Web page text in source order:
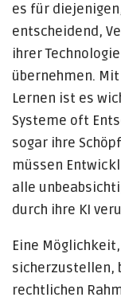
es für
entscheidend,
ihrer
übernehmen.
Lernen ist es
Systeme oft
sogar ihre
müssen
alle
durch ihre KI
Eine
sicherzustellen,
rechtlichen